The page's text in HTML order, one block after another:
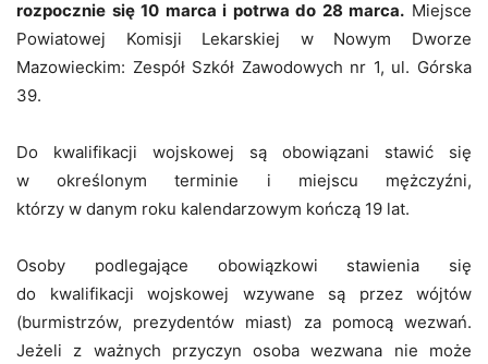
rozpocznie się 10 marca i potrwa do 28 marca. Miejsce
Powiatowej Komisji Lekarskiej w Nowym Dworze
Mazowieckim: Zespół Szkół Zawodowych nr 1, ul. Górska
39.
Do kwalifikacji wojskowej są obowiązani stawić się
w określonym terminie i miejscu mężczyźni,
którzy w danym roku kalendarzowym kończą 19 lat.
Osoby podlegające obowiązkowi stawienia się
do kwalifikacji wojskowej wzywane są przez wójtów
(burmistrzów, prezydentów miast) za pomocą wezwań.
Jeżeli z ważnych przyczyn osoba wezwana nie może